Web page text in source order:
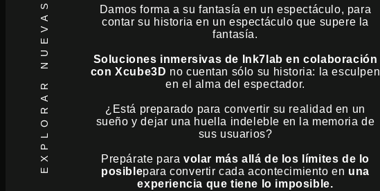
Damos forma a su fantasía en un espectáculo, para
contar su historia en un espectáculo que supere la
fantasía.
Soluciones inmersivas de Ink7lab en colaboración
con Xcube3D no cuentan sólo su historia: la esculpen
en el alma del espectador.
¿Está preparado para convertir su realidad en un
sueño y dejar una huella indeleble en la memoria de
sus usuarios?
Prepárate para volar más allá de los límites de lo
posiblepara convertir cada acontecimiento en una
experiencia que tiene lo imposible.